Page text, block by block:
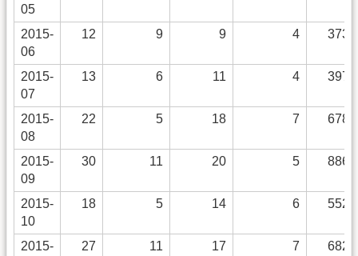
05
2015-
06
12 9 9 4 373
2015-
07
13 6 11 4 397
2015-
08
22 5 18 7 678
2015-
09
30 11 20 5 886
2015-
10
18 5 14 6 552
2015-
27 11 17 7 682